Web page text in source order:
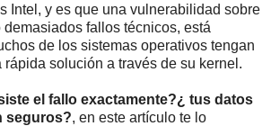
Intel, y es que una vulnerabilidad sobre
demasiados fallos técnicos, está
de los sistemas operativos tengan
rápida solución a través de su kernel.
el fallo exactamente?¿ tus datos
seguros?, en este artículo te lo